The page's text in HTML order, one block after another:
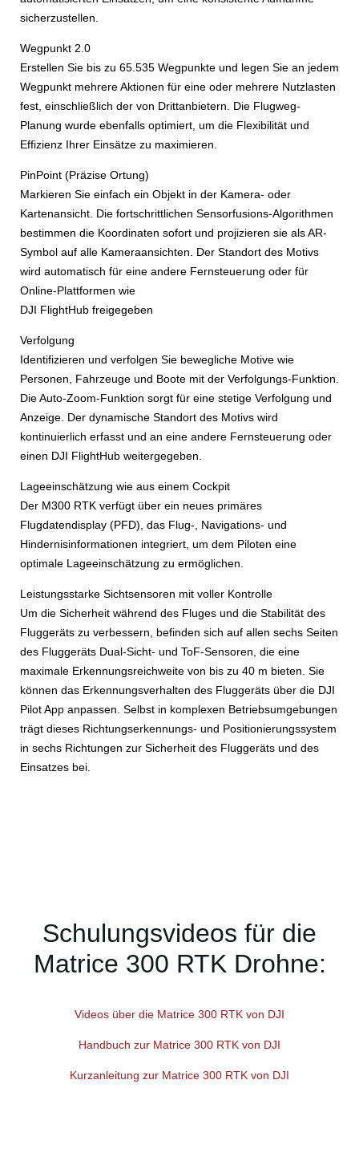
sicherzustellen.
Wegpunkt 2.0
Erstellen Sie bis zu 65.535 Wegpunkte und legen Sie an jedem
Wegpunkt mehrere Aktionen für eine oder mehrere Nutzlasten
fest, einschließlich der von Drittanbietern. Die Flugweg-
Planung wurde ebenfalls optimiert, um die Flexibilität und
Effizienz Ihrer Einsätze zu maximieren.
PinPoint (Präzise Ortung)
Markieren Sie einfach ein Objekt in der Kamera- oder
Kartenansicht. Die fortschrittlichen Sensorfusions-Algorithmen
bestimmen die Koordinaten sofort und projizieren sie als AR-
Symbol auf alle Kameraansichten. Der Standort des Motivs
wird automatisch für eine andere Fernsteuerung oder für
Online-Plattformen wie
DJI FlightHub freigegeben
Verfolgung
Identifizieren und verfolgen Sie bewegliche Motive wie
Personen, Fahrzeuge und Boote mit der Verfolgungs-Funktion.
Die Auto-Zoom-Funktion sorgt für eine stetige Verfolgung und
Anzeige. Der dynamische Standort des Motivs wird
kontinuierlich erfasst und an eine andere Fernsteuerung oder
einen DJI FlightHub weitergegeben.
Lageeinschätzung wie aus einem Cockpit
Der M300 RTK verfügt über ein neues primäres
Flugdatendisplay (PFD), das Flug-, Navigations- und
Hindernisinformationen integriert, um dem Piloten eine
optimale Lageeinschätzung zu ermöglichen.
Leistungsstarke Sichtsensoren mit voller Kontrolle
Um die Sicherheit während des Fluges und die Stabilität des
Fluggeräts zu verbessern, befinden sich auf allen sechs Seiten
des Fluggeräts Dual-Sicht- und ToF-Sensoren, die eine
maximale Erkennungsreichweite von bis zu 40 m bieten. Sie
können das Erkennungsverhalten des Fluggeräts über die DJI
Pilot App anpassen. Selbst in komplexen Betriebsumgebungen
trägt dieses Richtungserkennungs- und Positionierungssystem
in sechs Richtungen zur Sicherheit des Fluggeräts und des
Einsatzes bei.
Schulungsvideos für die
Matrice 300 RTK Drohne:
Videos über die Matrice 300 RTK von DJI
Handbuch zur Matrice 300 RTK von DJI
Kurzanleitung zur Matrice 300 RTK von DJI